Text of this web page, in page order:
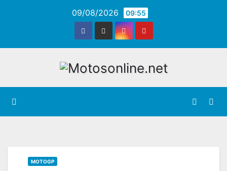
09/08/2026 09:55
MOTOGP